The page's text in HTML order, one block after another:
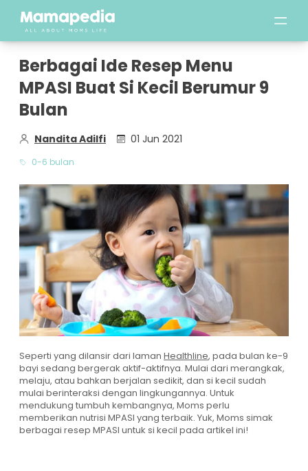
Berbagai Ide Resep Menu
MPASI Buat Si Kecil Berumur 9
Bulan
Nandita Adilfi 01 Jun 2021
0-6 bulan
Seperti yang dilansir dari laman Healthline, pada bulan ke-9
bayi sedang bergerak aktif-aktifnya. Mulai dari merangkak,
melaju, atau bahkan berjalan sedikit, dan si kecil sudah
mulai berinteraksi dengan lingkungannya. Untuk
mendukung tumbuh kembangnya, Moms perlu
memberikan nutrisi MPASI yang terbaik. Yuk, Moms simak
berbagai resep MPASI untuk si kecil pada artikel ini!